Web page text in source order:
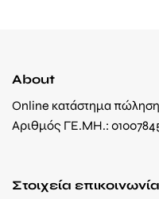
About
Online κατάστημα
Αριθμός ΓΕ.ΜΗ.:
Στοιχεία